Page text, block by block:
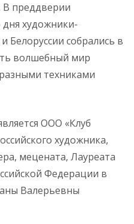
В преддверии
художники-
Белоруссии собрались в
волшебный мир
техниками
ООО «Клуб
художника,
мецената, Лауреата
Федерации в
Валерьевны